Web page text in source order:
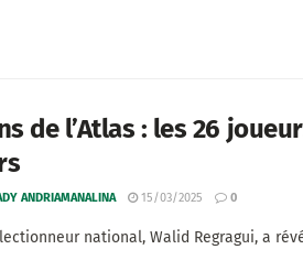
de l’Atlas : les 26
ANDRIAMANALINA 15/03/2025 0
national, Walid Regragui, a